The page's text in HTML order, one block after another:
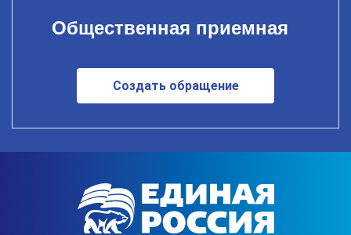
Общественная приемная
Создать обращение